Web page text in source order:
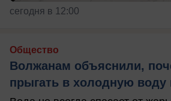
сегодня в 12:00
Общество
Волжанам объяснили,
прыгать в холодную